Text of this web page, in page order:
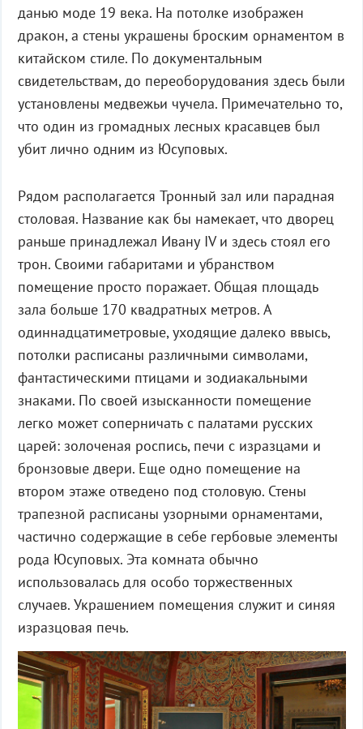
данью моде 19 века. На потолке изображен
дракон, а стены украшены броским орнаментом в
китайском стиле. По документальным
свидетельствам, до переоборудования здесь были
установлены медвежьи чучела. Примечательно то,
что один из громадных лесных красавцев был
убит лично одним из Юсуповых.
Рядом располагается Тронный зал или парадная
столовая. Название как бы намекает, что дворец
раньше принадлежал Ивану IV и здесь стоял его
трон. Своими габаритами и убранством
помещение просто поражает. Общая площадь
зала больше 170 квадратных метров. А
одиннадцатиметровые, уходящие далеко ввысь,
потолки расписаны различными символами,
фантастическими птицами и зодиакальными
знаками. По своей изысканности помещение
легко может соперничать с палатами русских
царей: золоченая роспись, печи с изразцами и
бронзовые двери. Еще одно помещение на
втором этаже отведено под столовую. Стены
трапезной расписаны узорными орнаментами,
частично содержащие в себе гербовые элементы
рода Юсуповых. Эта комната обычно
использовалась для особо торжественных
случаев. Украшением помещения служит и синяя
изразцовая печь.